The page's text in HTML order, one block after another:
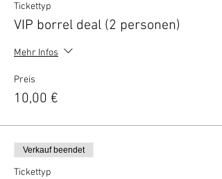
Tickettyp
VIP borrel deal (2 personen)
Mehr Infos
Preis
10,00 €
Verkauf beendet
Tickettyp